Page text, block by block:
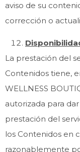
aviso de su
corrección o
La prestación del
Contenidos tiene,
WELLNESS
autorizada para
prestación del
los Contenidos en
razonablemente